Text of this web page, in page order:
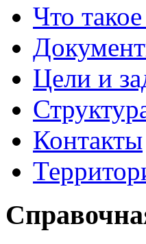
Что
Цели и
Контакты